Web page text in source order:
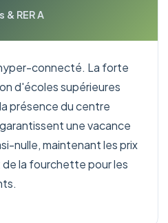
RER A
connecté. La forte
d'écoles supérieures
présence du centre
une vacance
nulle, maintenant les prix
de la fourchette pour les